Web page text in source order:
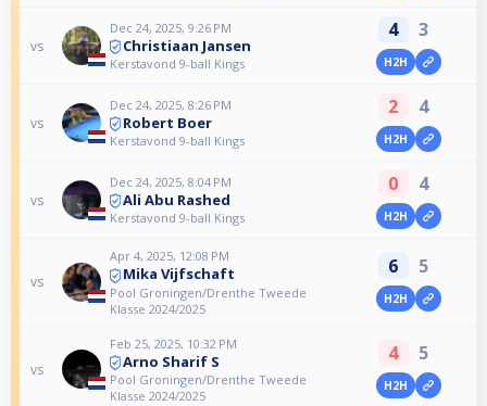
vs
Dec 24, 2025, 9:26 PM
Christiaan Jansen
Kerstavond 9-ball Kings
4 3
H2H
vs
Dec 24, 2025, 8:26 PM
Robert Boer
Kerstavond 9-ball Kings
2 4
H2H
vs
Dec 24, 2025, 8:04 PM
Ali Abu Rashed
Kerstavond 9-ball Kings
0 4
H2H
vs
Apr 4, 2025, 12:08 PM
Mika Vijfschaft
Pool Groningen/Drenthe Tweede
Klasse 2024/2025
6 5
H2H
vs
Feb 25, 2025, 10:32 PM
Arno Sharif S
Pool Groningen/Drenthe Tweede
Klasse 2024/2025
4 5
H2H